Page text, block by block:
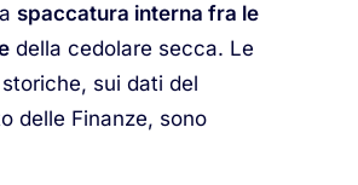
spaccatura interna fra le
della cedolare secca. Le
sui dati del
delle Finanze, sono